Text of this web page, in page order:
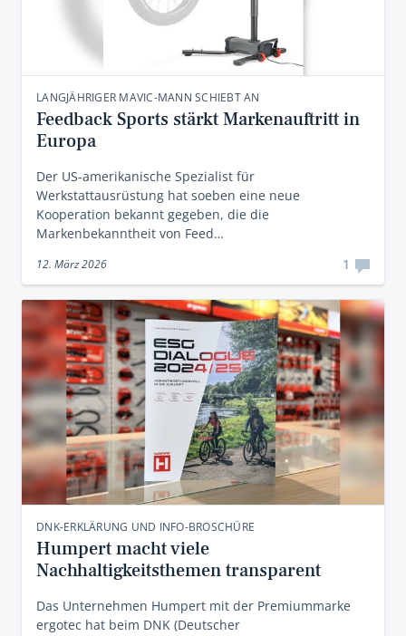
LANGJÄHRIGER MAVIC-MANN SCHIEBT AN
Feedback Sports stärkt Markenauftritt in
Europa
Der US-amerikanische Spezialist für
Werkstattausrüstung hat soeben eine neue
Kooperation bekannt gegeben, die die
Markenbekanntheit von Feed…
12. März 2026 1
DNK-ERKLÄRUNG UND INFO-BROSCHÜRE
Humpert macht viele
Nachhaltigkeitsthemen transparent
Das Unternehmen Humpert mit der Premiummarke
ergotec hat beim DNK (Deutscher